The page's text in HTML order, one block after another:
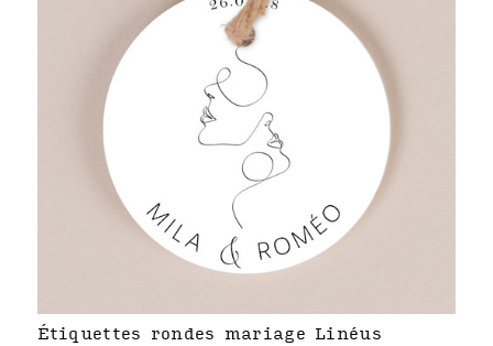
Étiquettes rondes mariage Linéus